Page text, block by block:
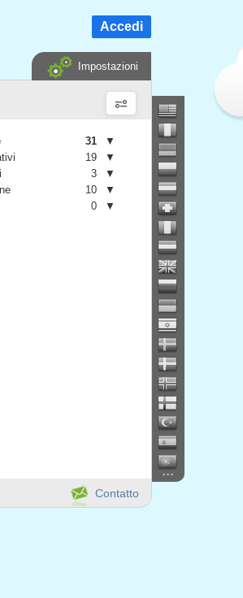
Accedi
Impostazioni
...
Contatto
31
▼
19
▼
3
▼
10
▼
0 ▼